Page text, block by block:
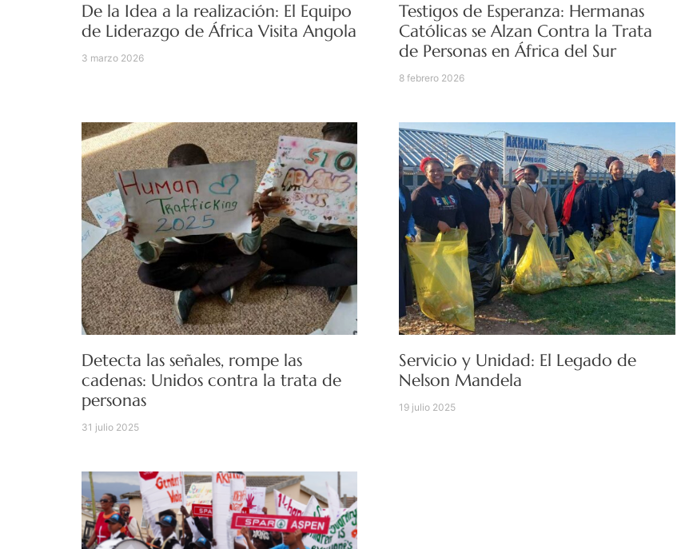
De la Idea a la realización: El Equipo
de Liderazgo de África Visita Angola
3 marzo 2026
Testigos de Esperanza: Hermanas
Católicas se Alzan Contra la Trata
de Personas en África del Sur
8 febrero 2026
Detecta las señales, rompe las
cadenas: Unidos contra la trata de
personas
31 julio 2025
Servicio y Unidad: El Legado de
Nelson Mandela
19 julio 2025